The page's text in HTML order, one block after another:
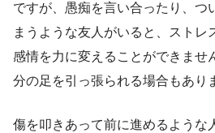
ですが、愚痴を言い合ったり、つ
まうような友人がいると、ストレ
感情を力に変えることができませ
分の足を引っ張られる場合もあり
傷を叩きあって前に進めるような